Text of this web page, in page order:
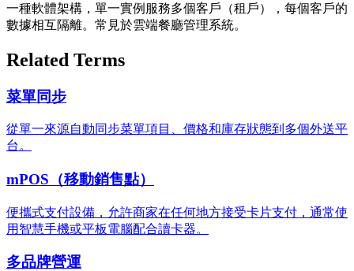
一種軟體架構，單一實例服務多個客戶（租戶），每個客戶的
數據相互隔離。常見於雲端餐廳管理系統。
Related Terms
菜單同步
從單一來源自動同步菜單項目、價格和庫存狀態到多個外送平
台。
mPOS（移動銷售點）
便攜式支付設備，允許商家在任何地方接受卡片支付，通常使
用智慧手機或平板電腦配合讀卡器。
多品牌營運